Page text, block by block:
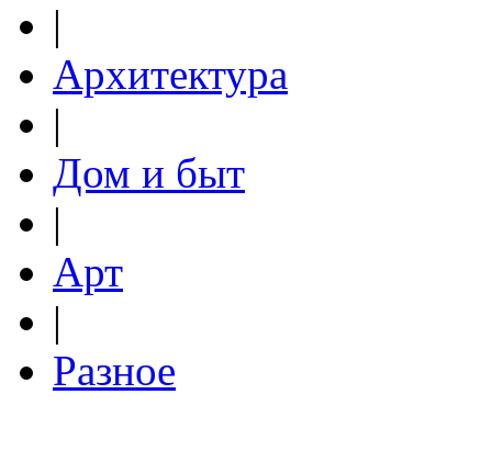
|
Архитектура
|
Дом и быт
|
Арт
|
Разное